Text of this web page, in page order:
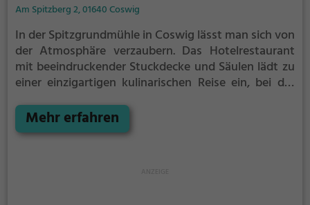
Am Spitzberg 2, 01640 Coswig
In der Spitzgrundmühle in Coswig lässt man sich von
der Atmosphäre verzaubern. Das Hotelrestaurant
mit beeindruckender Stuckdecke und Säulen lädt zu
einer einzigartigen kulinarischen Reise ein, bei der
Gerichte im gemütlichen Kaminzimmer genießen
kann. Hier findet man eine breite Auswahl an
Mehr erfahren